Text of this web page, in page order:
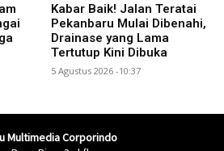
Kabar Baik! Jalan Teratai
Pekanbaru Mulai Dibenahi,
Drainase yang Lama
Tertutup Kini Dibuka
5 Agustus 2026 -10:37
Multimedia Corporindo